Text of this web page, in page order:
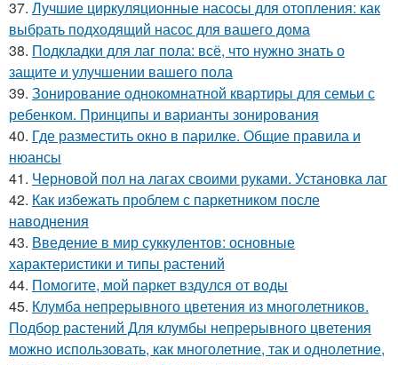
37. Лучшие циркуляционные насосы для отопления: как
выбрать подходящий насос для вашего дома
38. Подкладки для лаг пола: всё, что нужно знать о
защите и улучшении вашего пола
39. Зонирование однокомнатной квартиры для семьи с
ребенком. Принципы и варианты зонирования
40. Где разместить окно в парилке. Общие правила и
нюансы
41. Черновой пол на лагах своими руками. Установка лаг
42. Как избежать проблем с паркетником после
наводнения
43. Введение в мир суккулентов: основные
характеристики и типы растений
44. Помогите, мой паркет вздулся от воды
45. Клумба непрерывного цветения из многолетников.
Подбор растений Для клумбы непрерывного цветения
можно использовать, как многолетние, так и однолетние,